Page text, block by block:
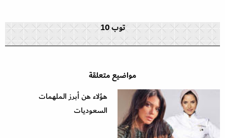
توب 10
مواضيع متعلقة
هؤلاء هن أبرز الملهمات
السعوديات